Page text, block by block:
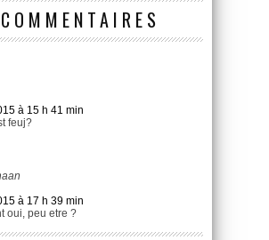
à 15 h 41 min
feuj?
à 17 h 39 min
oui, peu etre ?